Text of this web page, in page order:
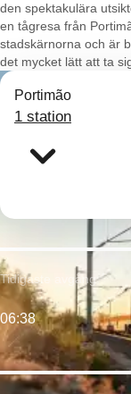
den spektakulära
en tågresa från
stadskärnorna och är
det mycket lätt att ta
Portimão
1 station
Tidigaste avgång:
06:38